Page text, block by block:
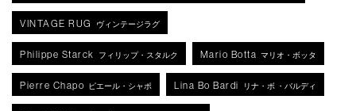
VINTAGE RUG ヴィンテージラグ
Philippe Starck フィリップ・スタルク Mario Botta マリオ・ボッタ
Pierre Chapo ピエール・シャポ Lina Bo Bardi リナ・ボ ・バルディ